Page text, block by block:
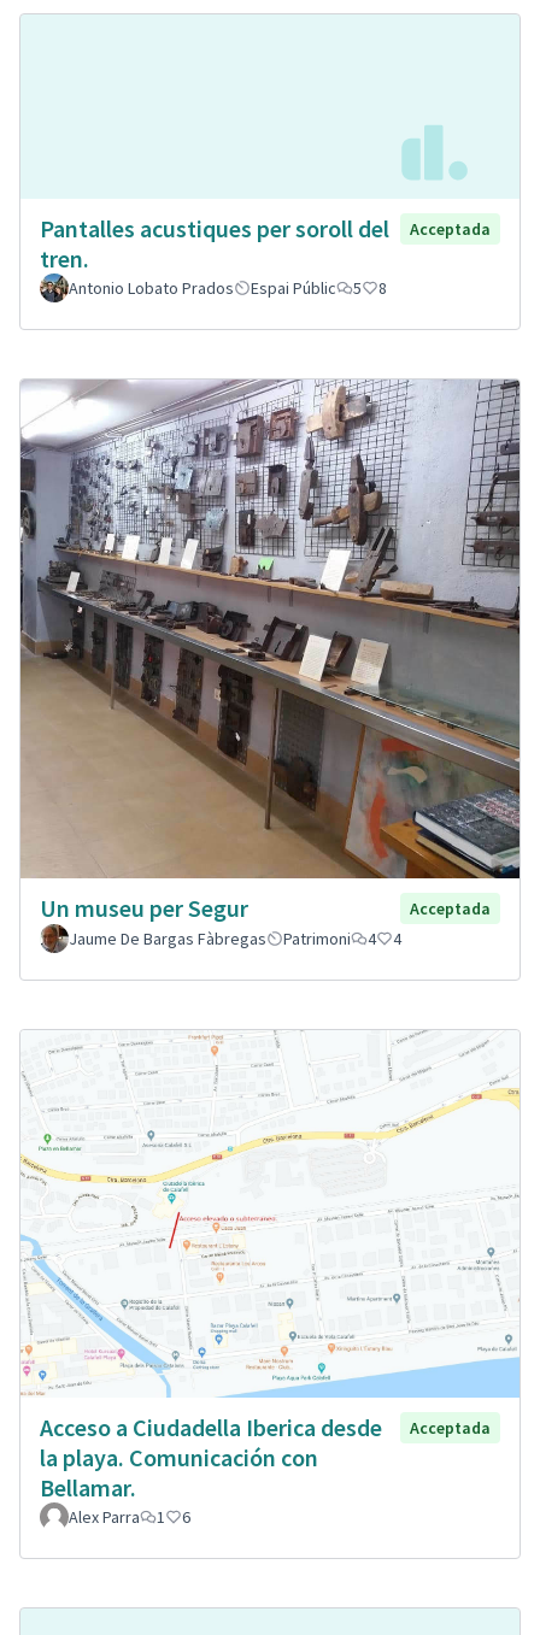
Pantalles acustiques per soroll del
tren.
Acceptada
Antonio Lobato Prados Espai Públic 5 8
Un museu per Segur
Acceptada
Jaume De Bargas Fàbregas
Patrimoni 4 4
Acceso a Ciudadella Iberica desde
la playa. Comunicación con
Bellamar.
Acceptada
Alex Parra 1 6